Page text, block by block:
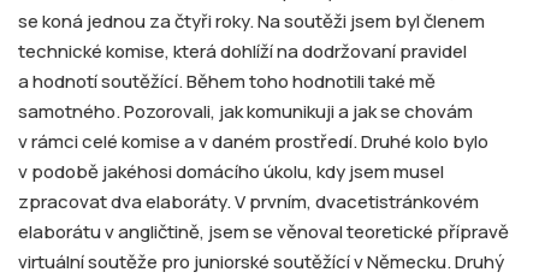
se koná jednou za čtyři roky. Na soutěži jsem byl členem
technické komise, která dohlíží na dodržovaní pravidel
a hodnotí soutěžící. Během toho hodnotili také mě
samotného. Pozorovali, jak komunikuji a jak se chovám
v rámci celé komise a v daném prostředí. Druhé kolo bylo
v podobě jakéhosi domácího úkolu, kdy jsem musel
zpracovat dva elaboráty. V prvním, dvacetistránkovém
elaborátu v angličtině, jsem se věnoval teoretické přípravě
virtuální soutěže pro juniorské soutěžící v Německu. Druhý